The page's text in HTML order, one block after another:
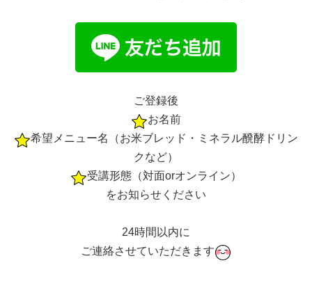
ご登録後
お名前
希望メニュー名（お米ブレッド・ミネラル醗酵ドリン
クなど）
受講形態（対面orオンライン）
をお知らせください
24時間以内に
ご連絡させていただきます